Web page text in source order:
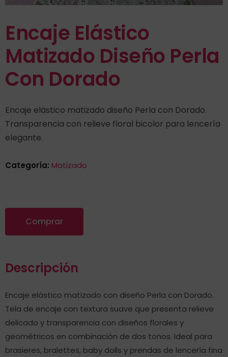
Encaje Elástico
Matizado Diseño Perla
Con Dorado
Encaje elástico matizado diseño Perla con Dorado.
Transparencia con relieve floral bicolor para lencería
elegante.
Categoría: Matizado
Comprar
Descripción
Encaje elástico matizado con diseño Perla con Dorado.
Tela de encaje con textura suave que presenta relieve
delicado y transparencia con diseños florales y
geométricos en combinación de dos tonos. Ideal para
brasieres, bralettes, baby dolls y prendas de lencería fina